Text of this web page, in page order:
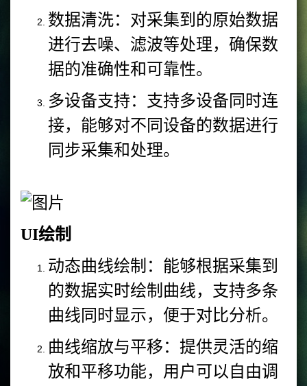
数据清洗：对采集到的原始数据
进行去噪、滤波等处理，确保数
据的准确性和可靠性。
多设备支持：支持多设备同时连
接，能够对不同设备的数据进行
同步采集和处理。
UI绘制
动态曲线绘制：能够根据采集到
的数据实时绘制曲线，支持多条
曲线同时显示，便于对比分析。
曲线缩放与平移：提供灵活的缩
放和平移功能，用户可以自由调